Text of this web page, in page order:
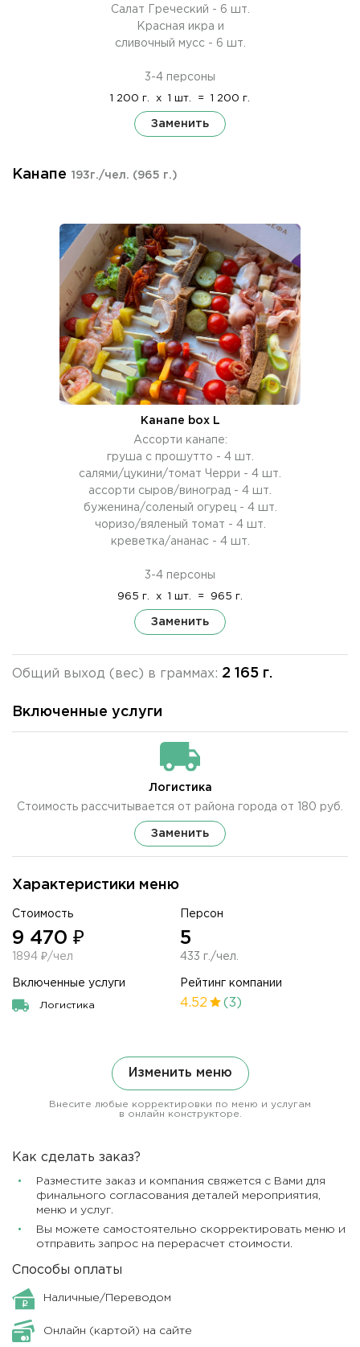
Характеристики меню
Стоимость
9 470 ₽
1894 ₽/чел
Персон
5
433 г./чел.
Включенные услуги
Логистика
Рейтинг компании
4.52 (3)
Салат Греческий - 6 шт.
Красная икра и
сливочный мусс - 6 шт.
3-4 персоны
1 200 г. x 1 шт. = 1 200 г.
Заменить
Канапе 193г./чел. (965 г.)
Канапе box L
Ассорти канапе:
груша с прошутто - 4 шт.
салями/цукини/томат Черри - 4 шт.
ассорти сыров/виноград - 4 шт.
буженина/соленый огурец - 4 шт.
чоризо/вяленый томат - 4 шт.
креветка/ананас - 4 шт.
3-4 персоны
965 г. x 1 шт. = 965 г.
Заменить
Общий выход (вес) в граммах: 2 165 г.
Изменить меню
Внесите любые корректировки по меню и услугам
в онлайн конструкторе.
Включенные услуги
Логистика
Стоимость рассчитывается от района города от 180 руб.
Заменить
Как сделать заказ?
Разместите заказ и компания свяжется с Вами для
финального согласования деталей мероприятия,
меню и услуг.
Вы можете самостоятельно скорректировать меню и
отправить запрос на перерасчет стоимости.
Способы оплаты
Наличные/Переводом
Онлайн (картой) на сайте